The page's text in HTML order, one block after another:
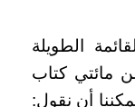
الطويلة
مائتي كتاب
أن نقول: